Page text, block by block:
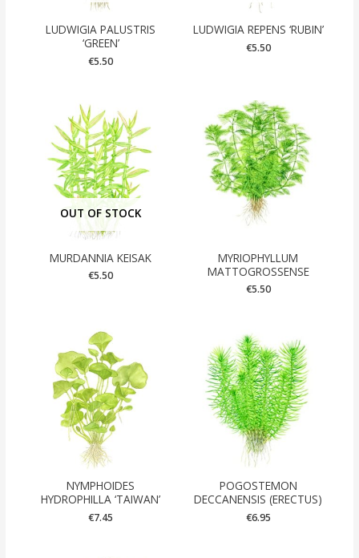
LUDWIGIA PALUSTRIS
‘GREEN’
€5.50
LUDWIGIA REPENS ‘RUBIN’
€5.50
OUT OF STOCK
MURDANNIA KEISAK
€5.50
MYRIOPHYLLUM
MATTOGROSSENSE
€5.50
NYMPHOIDES
HYDROPHILLA ‘TAIWAN’
€7.45
POGOSTEMON
DECCANENSIS (ERECTUS)
€6.95